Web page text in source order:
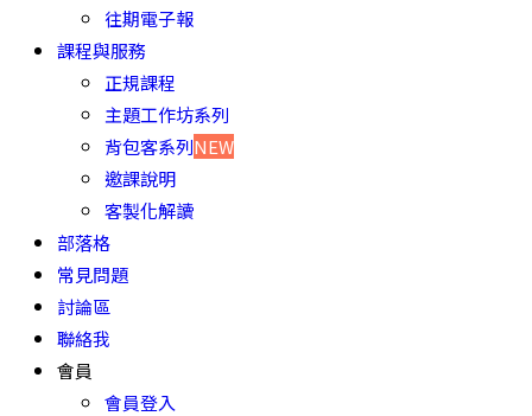
往期電子報
課程與服務
正規課程
主題工作坊系列
背包客系列NEW
邀課說明
客製化解讀
部落格
常見問題
討論區
聯絡我
會員
會員登入